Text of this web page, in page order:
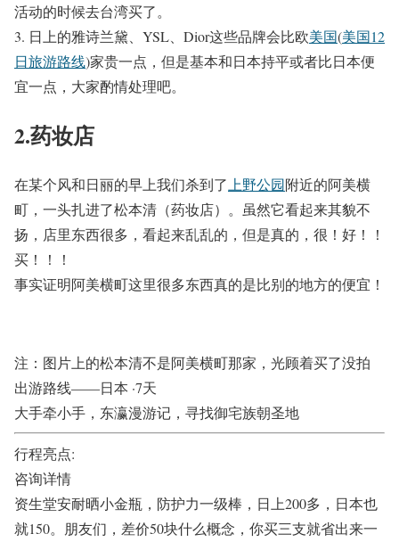
活动的时候去台湾买了。
3. 日上的雅诗兰黛、 YSL Dior这些品牌会比欧美国(美国12
日旅游路线)家贵一点，但是基本和日本持平或者比日本便
宜一点，大家酌情处理吧。
2.药妆店
在某个风和日丽的早上我们杀到了 上野公园附近的阿美横
町，一头扎进了松本清（药妆店）。虽然它看起来其貌不
扬，店里东西很多，看起来乱乱的，但是真的，很！好！！
买！！！
事实证明阿美横町这里很多东西真的是比别的地方的便宜！
注：图片上的松本清不是阿美横町那家，光顾着买了没拍
出游路线——日本 ·7天
大手牵小手，东瀛漫游记，寻找御宅族朝圣地
行程亮点:
咨询详情
资生堂安耐晒小金瓶，防护力一级棒，日上200多，日本也
就150。朋友们，差价50块什么概念，你买三支就省出来一